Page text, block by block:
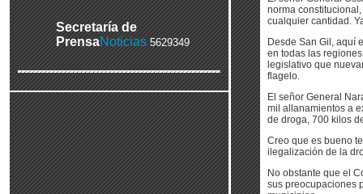
Secretaría de
PrensaNoticias 5629349
norma
cualquier cantidad.
Desde San Gil, aquí
en todas las
legislativo que
flagelo.
El señor General
mil allanamientos a
de droga, 700 kilos
Creo que es bueno
ilegalización de la
No obstante que el
sus preocupaciones